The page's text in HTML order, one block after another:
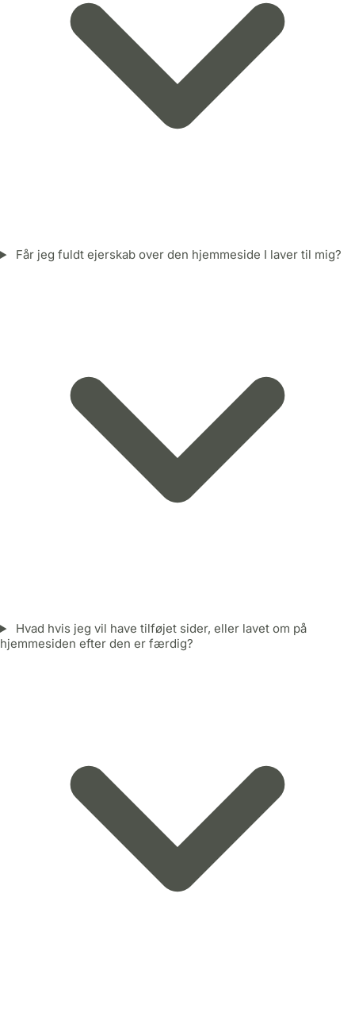
Får jeg fuldt ejerskab over den hjemmeside I laver til mig?
Hvad hvis jeg vil have tilføjet sider, eller lavet om på
hjemmesiden efter den er færdig?